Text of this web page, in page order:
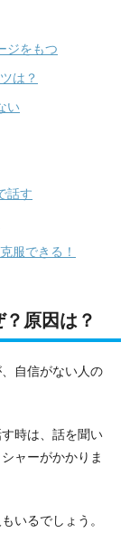
ジをもつ
は？
い
話す
服できる！
原因は？
自信がない人の
時は、話を聞い
ャーがかかりま
いるでしょう。